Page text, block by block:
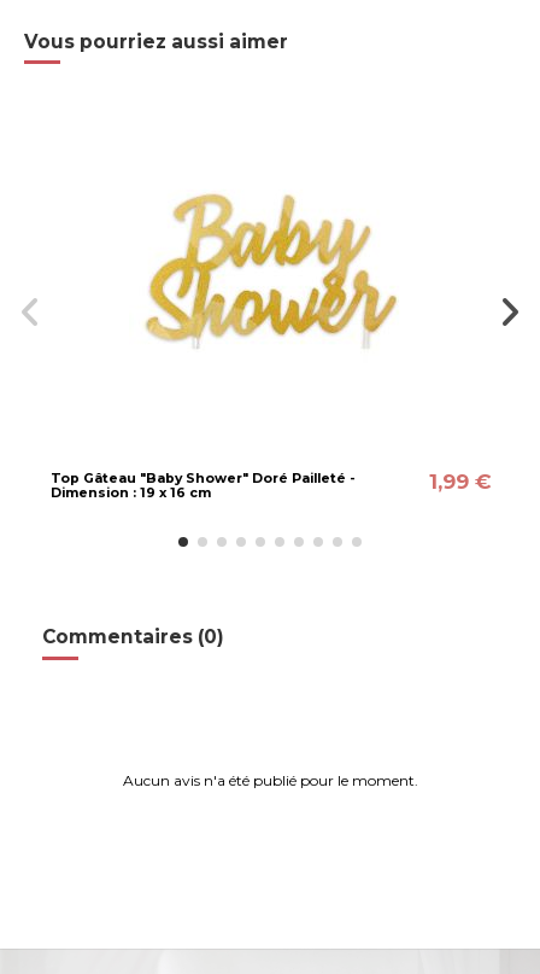
Vous pourriez aussi aimer
Top Gâteau "Baby Shower" Doré Pailleté -
Dimension : 19 x 16 cm
1,99 €
Commentaires (0)
Aucun avis n'a été publié pour le moment.